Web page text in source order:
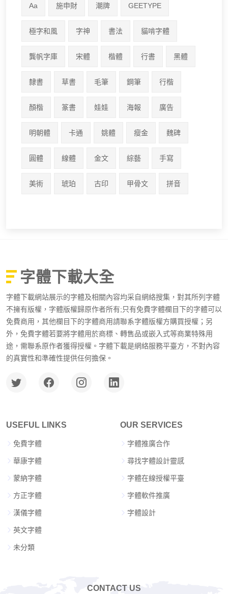
Aa 施申財 潮牌 GEETYPE
極字和風 字神 書法 貓啃字體
龔帆字庫 宋體 楷體 行書 黑體
隸書 草書 毛筆 鋼筆 行楷
顏楷 篆書 娃娃 海報 廣告
明朝體 卡通 姚體 瘦金 魏碑
圓體 線體 金文 綜藝 手寫
美術 琥珀 古印 甲骨文 拼音
字體下載大全
字體下載網站展示的字體及相關內容均采自網絡搜集，對其所列字體
不擁有版權，字體版權歸原作者所有;只有免費字體欄目下的字體可以
免費商用，其他欄目下的字體商用請聯系字體版權方購買授權；另
外，免費字體若要將字體用於商標、轉售品或嵌入式等商業特殊用
途，需聯系原作者獲得授權。字體下載是網絡服務平臺方，不對內容
的真實性和準確性提供任何擔保。
USEFUL LINKS
免費字體
華康字體
蒙納字體
方正字體
漢儀字體
英文字體
未分類
OUR SERVICES
字體推廣合作
尋找字體設計靈感
字體在線授權平臺
字體軟件推廣
字體設計
CONTACT US